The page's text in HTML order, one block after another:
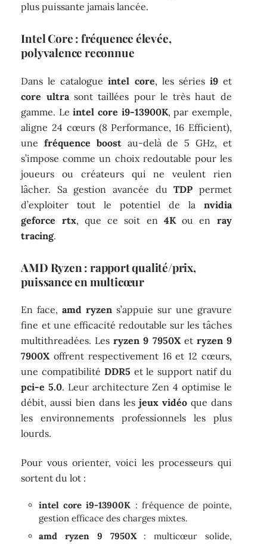
plus puissante jamais lancée.
Intel Core : fréquence élevée,
polyvalence reconnue
Dans le catalogueintel core, les séries i9et
core ultrasont taillées pour le très haut de
gamme. Leintel core i9-13900K, par exemple,
aligne 24 cœurs (8 Performance, 16 Efficient),
unefréquence boostau-delà de 5 GHz, et
s’impose comme un choix redoutable pour les
joueurs ou créateurs qui ne veulent rien
lâcher. Sa gestion avancée duTDP permet
d’exploiter tout le potentiel de la nvidia
geforce rtx, que ce soit en 4Kou en ray
tracing.
AMD Ryzen : rapport qualité/prix,
puissance en multicœur
En face,amd ryzen s’appuie sur une gravure
fine et une efficacité redoutable sur les tâches
multithreadées. Lesryzen 9 7950Xet ryzen 9
7900Xoffrent respectivement 16 et 12 cœurs,
une compatibilité DDR5 et le support natif du
pci-e 5.0. Leur architecture Zen 4 optimise le
débit, aussi bien dans les jeux vidéoque dans
les environnements professionnels les plus
lourds.
Pour vous orienter, voici les processeurs qui
sortent du lot :
intel core i9-13900K : fréquence de pointe,
gestion efficace des charges mixtes.
amd ryzen 9 7950X: multicœur solide,